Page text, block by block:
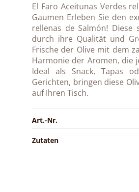
El Faro Aceitunas Verdes
Gaumen Erleben Sie den
rellenas de Salmón! Diese
durch ihre Qualität und
Frische der Olive mit dem
Harmonie der Aromen, die
Ideal als Snack, Tapas
Gerichten, bringen diese
auf Ihren Tisch.
Art.-Nr.
Zutaten